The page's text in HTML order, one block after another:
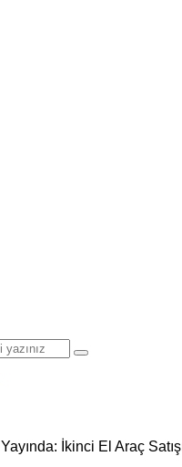
İkinci El Araç